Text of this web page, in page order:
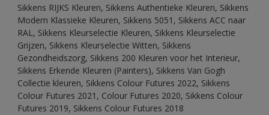
Sikkens RIJKS Kleuren, Sikkens Authentieke Kleuren, Sikkens
Modern Klassieke Kleuren, Sikkens 5051, Sikkens ACC naar
RAL, Sikkens Kleurselectie Kleuren, Sikkens Kleurselectie
Grijzen, Sikkens Kleurselectie Witten, Sikkens
Gezondheidszorg, Sikkens 200 Kleuren voor het Interieur,
Sikkens Erkende Kleuren (Painters), Sikkens Van Gogh
Collectie kleuren, Sikkens Colour Futures 2022, Sikkens
Colour Futures 2021, Colour Futures 2020, Sikkens Colour
Futures 2019, Sikkens Colour Futures 2018